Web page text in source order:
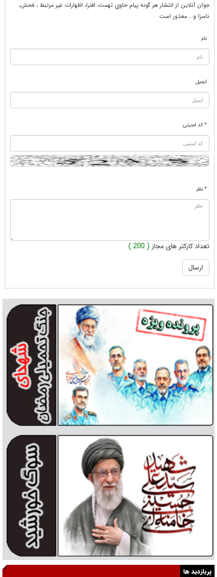
جوان آنلاين از انتشار هر گونه پيام حاوي تهمت، افترا، اظهارات غير مرتبط ، فحش،
ناسزا و... معذور است
نام
ایمیل
* کد امنیتی
* نظر
تعداد کارکتر های مجاز ( 200 )
پربازدید ها